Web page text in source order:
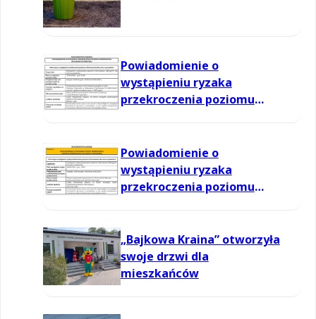
Powiadomienie o
wystąpieniu ryzaka
przekroczenia poziomu
Powiadomienie o
wystąpieniu ryzaka
przekroczenia poziomu
„Bajkowa Kraina” otworzyła
swoje drzwi dla
mieszkańców